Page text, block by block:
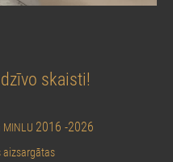
skaisti!
2016 -2026